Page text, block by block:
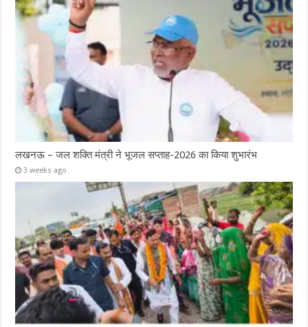
लखनऊ – जल शक्ति मंत्री ने भूजल सप्ताह-2026 का किया शुभारंभ
3 weeks ago